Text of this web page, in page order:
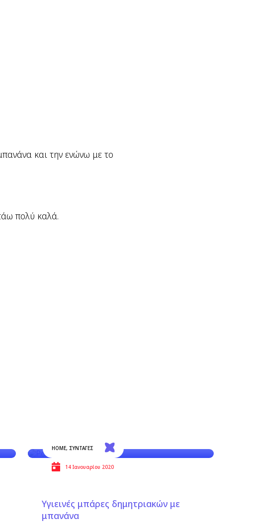
και την ενώνω με το
πολύ καλά.
HOME, ΣΥΝΤΑΓΕΣ
14 Ιανουαρίου 2020
Υγιεινές μπάρες δημητριακών με
μπανάνα